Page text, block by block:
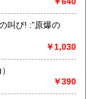
工芸、趣味、外
）
叫び! :”原爆の
￥1,030
）
￥390